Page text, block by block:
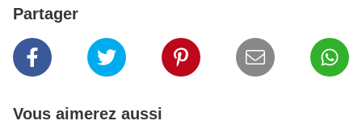
Partager
Vous aimerez aussi